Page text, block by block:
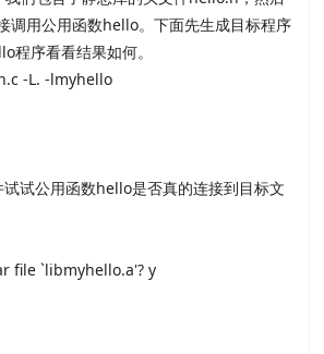
调用公用函数hello。下面先生成目标程序
程序看看结果如何。
-L. -lmyhello
试公用函数hello是否真的连接到目标文
file `libmyhello.a'? y